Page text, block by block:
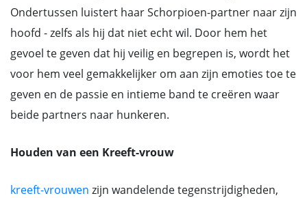
Ondertussen luistert haar Schorpioen-partner naar zijn
hoofd - zelfs als hij dat niet echt wil. Door hem het
gevoel te geven dat hij veilig en begrepen is, wordt het
voor hem veel gemakkelijker om aan zijn emoties toe te
geven en de passie en intieme band te creëren waar
beide partners naar hunkeren.
Houden van een Kreeft-vrouw
kreeft-vrouwen zijn wandelende tegenstrijdigheden,